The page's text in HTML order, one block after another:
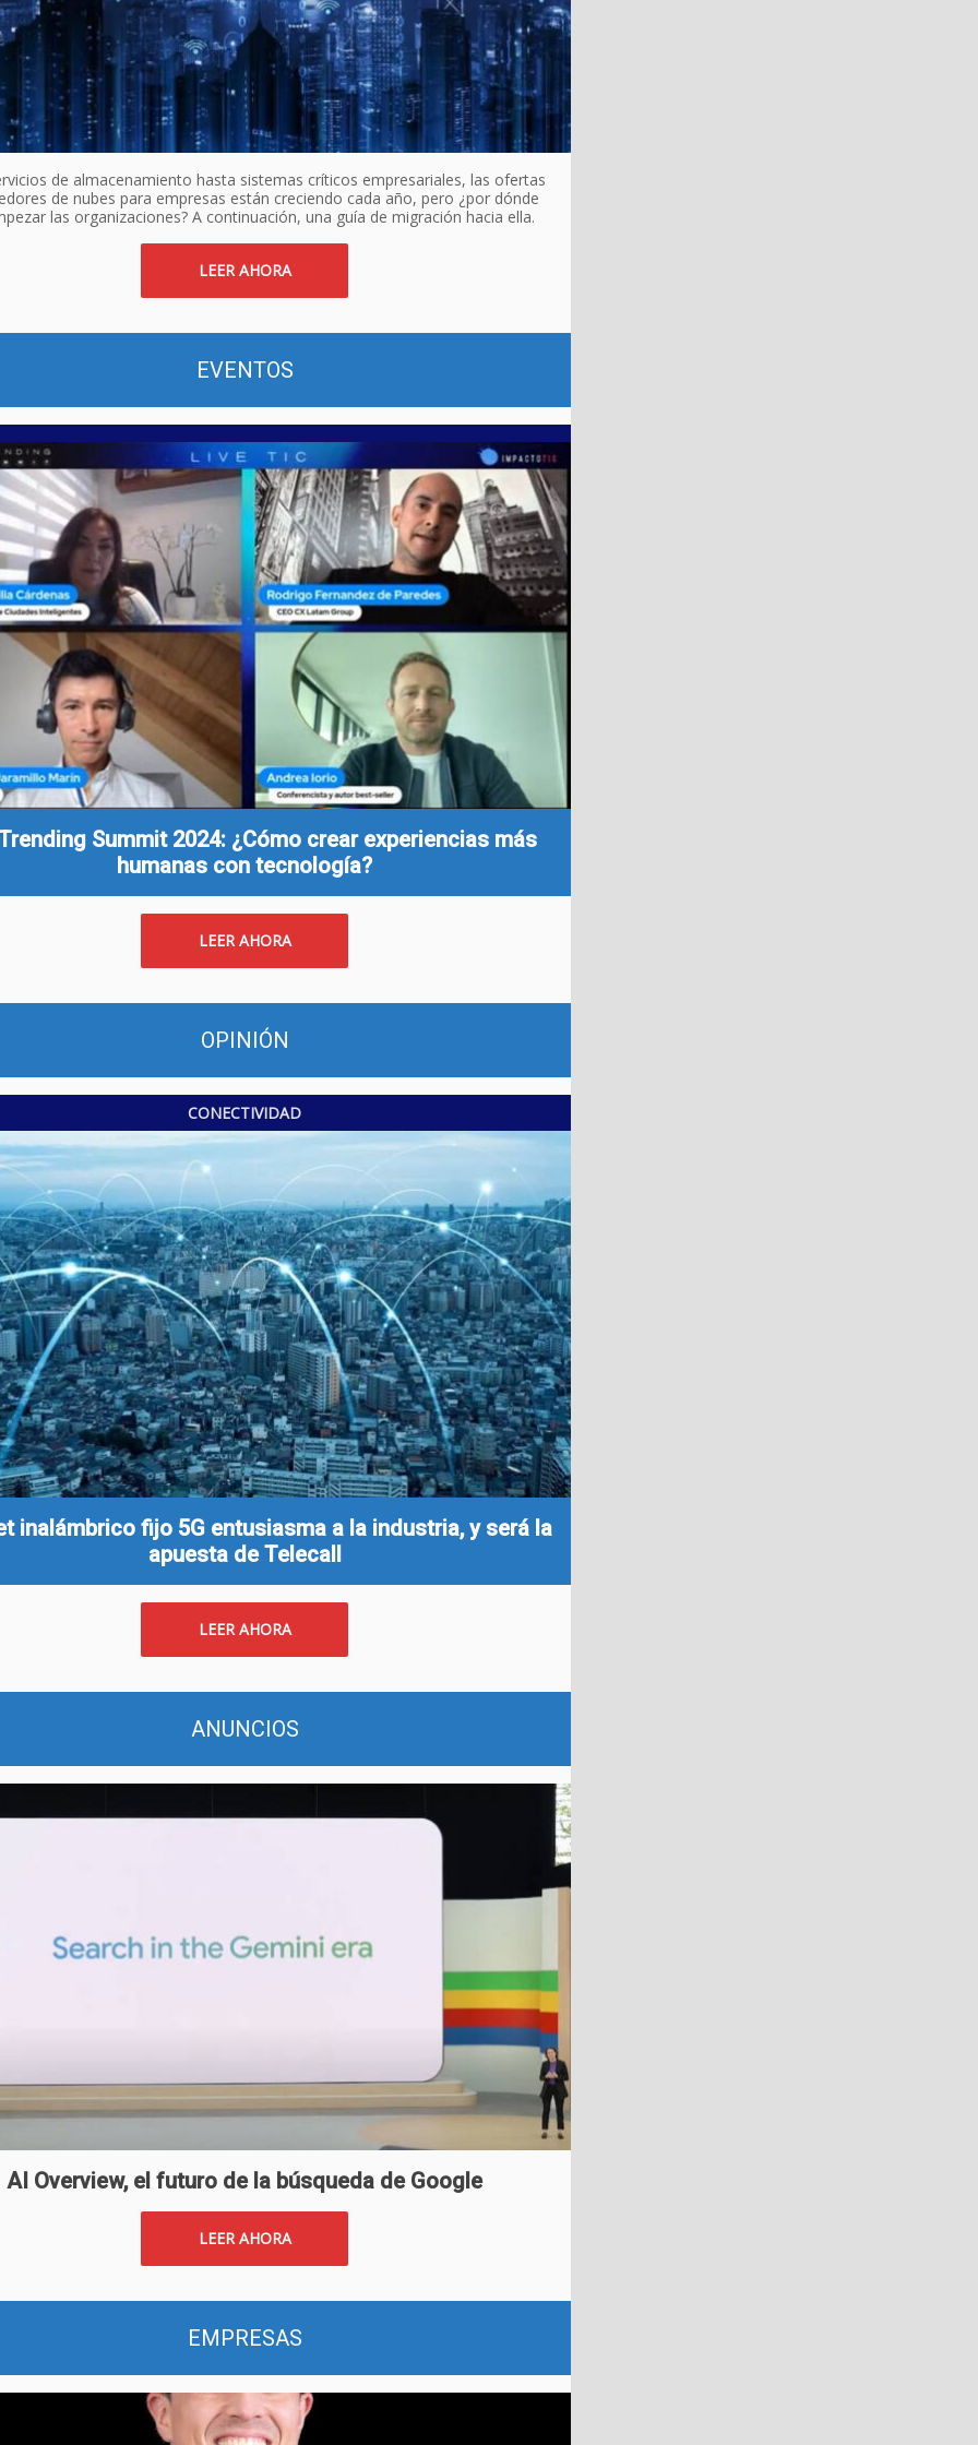
de almacenamiento hasta sistemas críticos empresariales, las ofertas
de nubes para empresas están creciendo cada año, pero ¿por dónde
las organizaciones? A continuación, una guía de migración hacia ella.
LEER AHORA
EVENTOS
Summit 2024: ¿Cómo crear experiencias más
humanas con tecnología?
LEER AHORA
OPINIÓN
CONECTIVIDAD
inalámbrico fijo 5G entusiasma a la industria, y será la
apuesta de Telecall
LEER AHORA
ANUNCIOS
AI Overview, el futuro de la búsqueda de Google
LEER AHORA
EMPRESAS